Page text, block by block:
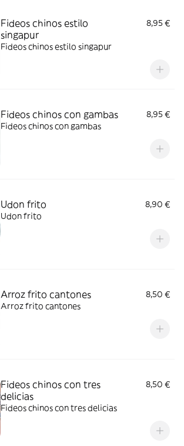
Fideos chinos estilo
singapur
8,95 €
Fideos chinos estilo singapur
Fideos chinos con gambas
8,95 €
Fideos chinos con gambas
Udon frito
8,90 €
Udon frito
Arroz frito cantones
8,50 €
Arroz frito cantones
Fideos chinos con tres
delicias
8,50 €
Fideos chinos con tres delicias